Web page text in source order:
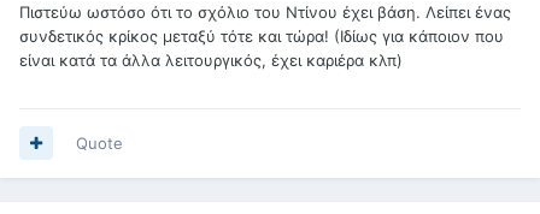
Πιστεύω ωστόσο ότι το σχόλιο του Ντίνου έχει βάση. Λείπει ένας
συνδετικός κρίκος μεταξύ τότε και τώρα! (Ιδίως για κάποιον που
είναι κατά τα άλλα λειτουργικός, έχει καριέρα κλπ)
Quote